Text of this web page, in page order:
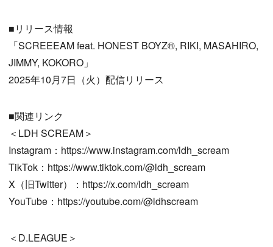
■リリース情報
「SCREEEAM feat. HONEST BOYZ®︎, RIKI, MASAHIRO,
JIMMY, KOKORO」
2025年10月7日（火）配信リリース
■関連リンク
＜LDH SCREAM＞
Instagram：https://www.instagram.com/ldh_scream
TikTok：https://www.tiktok.com/@ldh_scream
X（旧Twitter）：https://x.com/ldh_scream
YouTube：https://youtube.com/@ldhscream
＜D.LEAGUE＞